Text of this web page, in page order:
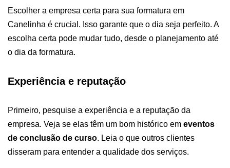
Escolher a empresa certa para sua formatura em
Canelinha é crucial. Isso garante que o dia seja perfeito. A
escolha certa pode mudar tudo, desde o planejamento até
o dia da formatura.
Experiência e reputação
Primeiro, pesquise a experiência e a reputação da
empresa. Veja se elas têm um bom histórico em eventos
de conclusão de curso. Leia o que outros clientes
disseram para entender a qualidade dos serviços.